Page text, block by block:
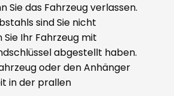
Sie das Fahrzeug verlassen.
sind Sie nicht
Ihr Fahrzeug mit
abgestellt haben.
oder den Anhänger
in der prallen